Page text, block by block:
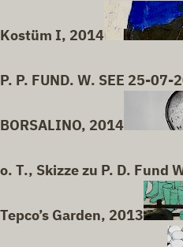
Kostüm I, 2014
P. P. FUND. W. SEE 25-
BORSALINO, 2014
o. T., Skizze zu P. D. Fund
Tepco’s Garden, 2013